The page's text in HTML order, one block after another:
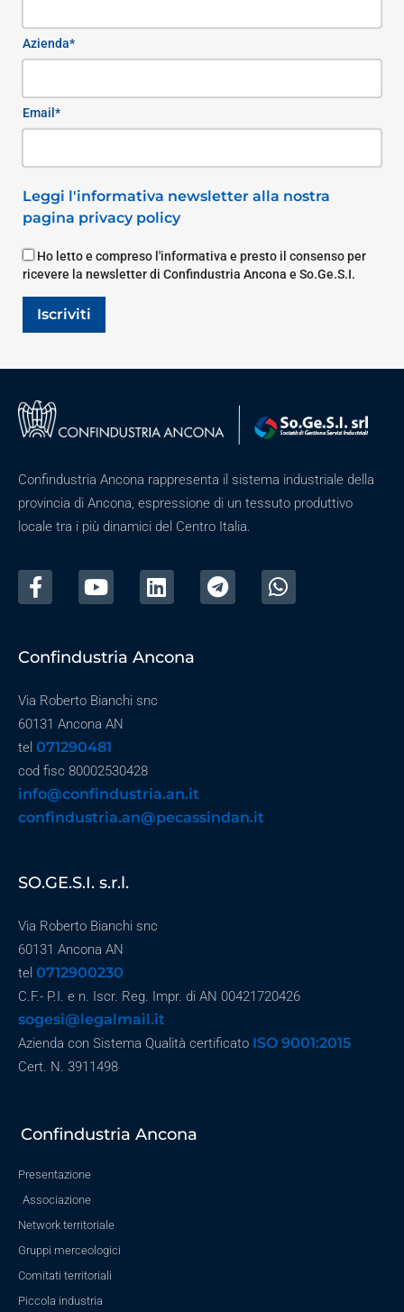
Azienda*
Email*
Leggi l'informativa newsletter alla nostra
pagina privacy policy
Ho letto e compreso l'informativa e presto il consenso per
ricevere la newsletter di Confindustria Ancona e So.Ge.S.I.
Iscriviti
Confindustria Ancona rappresenta il sistema industriale della
provincia di Ancona, espressione di un tessuto produttivo
locale tra i più dinamici del Centro Italia.
Confindustria Ancona
Via Roberto Bianchi snc
60131 Ancona AN
tel 071290481
cod fisc 80002530428
info@confindustria.an.it
confindustria.an@pecassindan.it
SO.GE.S.I. s.r.l.
Via Roberto Bianchi snc
60131 Ancona AN
tel 0712900230
C.F.- P.I. e n. Iscr. Reg. Impr. di AN 00421720426
sogesi@legalmail.it
Azienda con Sistema Qualità certificato ISO 9001:2015
Cert. N. 3911498
Confindustria Ancona
Presentazione
Associazione
Network territoriale
Gruppi merceologici
Comitati territoriali
Piccola industria